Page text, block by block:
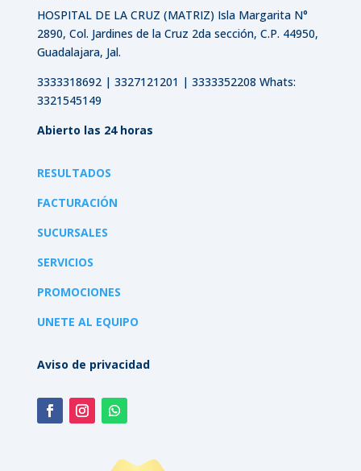
HOSPITAL DE LA CRUZ (MATRIZ) Isla Margarita N°
2890, Col. Jardines de la Cruz 2da sección, C.P. 44950,
Guadalajara, Jal.
3333318692 | 3327121201 | 3333352208 Whats:
3321545149
Abierto las 24 horas
RESULTADOS
FACTURACIÓN
SUCURSALES
SERVICIOS
PROMOCIONES
UNETE AL EQUIPO
Aviso de privacidad